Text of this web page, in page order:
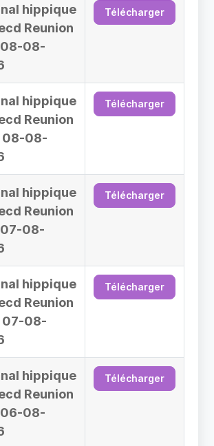
hippique
Reunion
08-08-
Télécharger
hippique
Reunion
08-08-
Télécharger
hippique
Reunion
07-08-
Télécharger
hippique
Reunion
07-08-
Télécharger
hippique
Reunion
06-08-
Télécharger